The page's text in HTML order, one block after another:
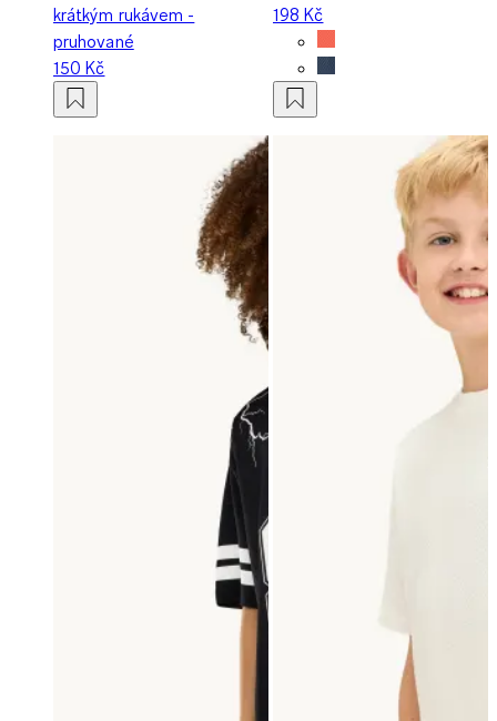
krátkým rukávem -
pruhované
150 Kč
198 Kč